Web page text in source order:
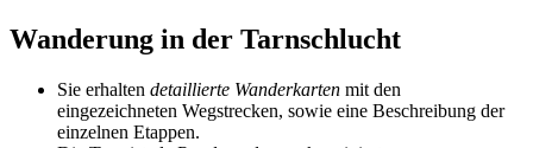
Wanderung in der Tarnschlucht
Sie erhalten detaillierte Wanderkarten mit den
eingezeichneten Wegstrecken, sowie eine Beschreibung der
einzelnen Etappen.